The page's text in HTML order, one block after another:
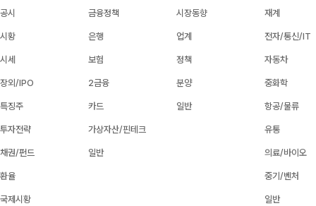
공시
시황
시세
장외/IPO
특징주
투자전략
채권/펀드
환율
국제시황
금융정책
은행
보험
2금융
카드
가상자산/핀테크
일반
시장동향
업계
정책
분양
일반
재계
전자/통신/IT
자동차
중화학
항공/물류
유통
의료/바이오
중기/벤처
일반